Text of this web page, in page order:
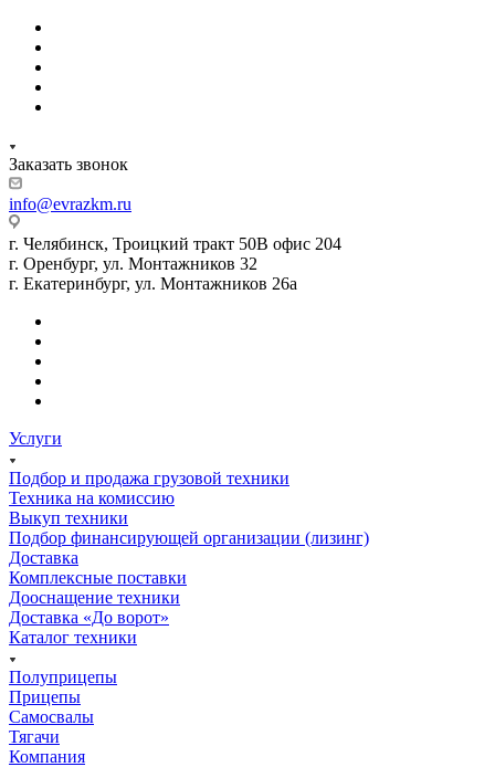
Заказать звонок
info@evrazkm.ru
г. Челябинск, Троицкий тракт 50В офис 204
г. Оренбург, ул. Монтажников 32
г. Екатеринбург, ул. Монтажников 26а
Услуги
Подбор и продажа грузовой техники
Техника на комиссию
Выкуп техники
Подбор финансирующей организации (лизинг)
Доставка
Комплексные поставки
Дооснащение техники
Доставка «До ворот»
Каталог техники
Полуприцепы
Прицепы
Самосвалы
Тягачи
Компания